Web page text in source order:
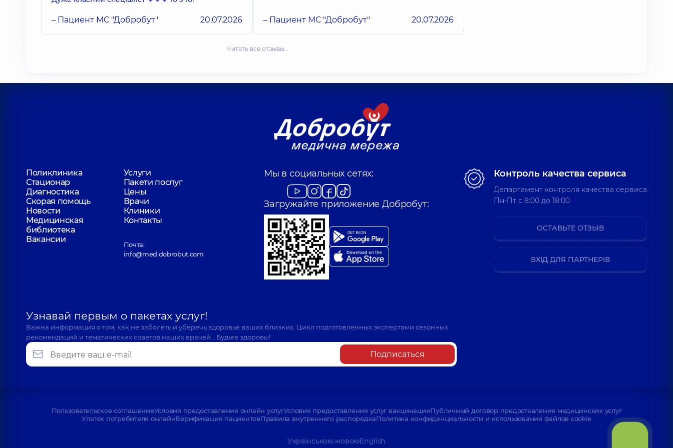
– Пациент МС "Добробут" 20.07.2026 – Пациент МС "Добробут" 20.07.2026
Читать все отзывы…
Поликлиника
Услуги
Стационар
Пакети послуг
Диагностика
Цены
Скорая помощь
Врачи
Новости
Клиники
Медицинская
библиотека
Контакты
Вакансии
Почта:
info@med.dobrobut.com
Мы в социальных сетях:
Загружайте приложение Добробут:
Узнавай первым о пакетах услуг!
Важна информация о том, как не заболеть и уберечь здоровье ваших близких. Цикл подготовленных экспертами сезонных
рекомендаций и тематических советов наших врачей… Будьте здоровы!
Подписаться
Контроль качества сервиса
Департамент контроля качества сервиса
Пн-Пт c 8:00 до 18:00
ОСТАВЬТЕ ОТЗЫВ
ВХІД ДЛЯ ПАРТНЕРІВ
Пользовательское соглашениеУсловия предоставления онлайн услугУсловия предоставления услуг вакцинацииПубличный договор предоставления медицинских услуг
Уголок потребителя онлайнВерификация пациентовПравила внутреннего распорядкаПолитика конфиденциальности и использования файлов cookie
Українською мовоюEnglish